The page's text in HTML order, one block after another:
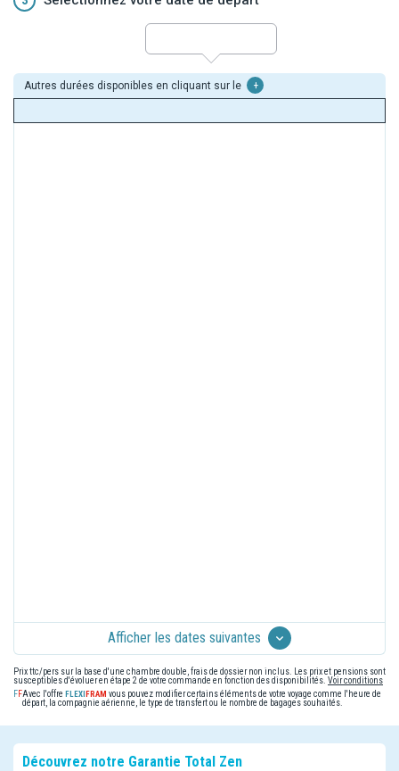
Autres durées disponibles en cliquant sur le +
Afficher les dates suivantes
Prix ttc/pers sur la base d'une chambre double, frais de dossier non inclus. Les prix et pensions sont
susceptibles d'évoluer en étape 2 de votre commande en fonction des disponibilités. Voir conditions
Avec l'offre
vous pouvez modifier certains éléments de votre voyage comme l'heure de
départ, la compagnie aérienne, le type de transfert ou le nombre de bagages souhaités.
Découvrez notre Garantie Total Zen